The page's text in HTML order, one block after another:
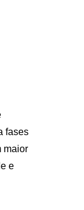
fases
maior
e